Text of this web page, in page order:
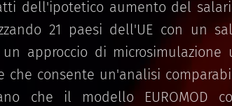
dell'ipotetico aumento del
21 paesi dell'UE con un
approccio di microsimulazione
che consente un'analisi
che il modello EUROMOD